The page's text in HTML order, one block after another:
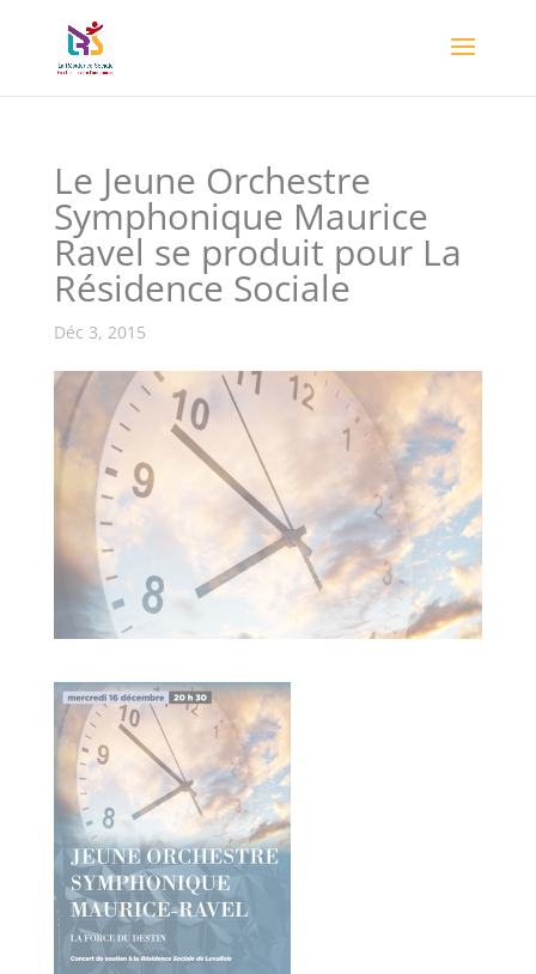
Le Jeune Orchestre
Symphonique Maurice
Ravel se produit pour La
Résidence Sociale
Déc 3, 2015